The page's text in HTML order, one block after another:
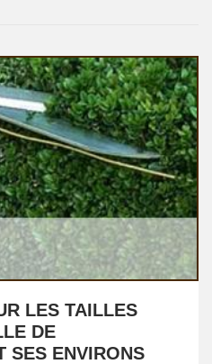
LES TAILLES
DE
SES ENVIRONS